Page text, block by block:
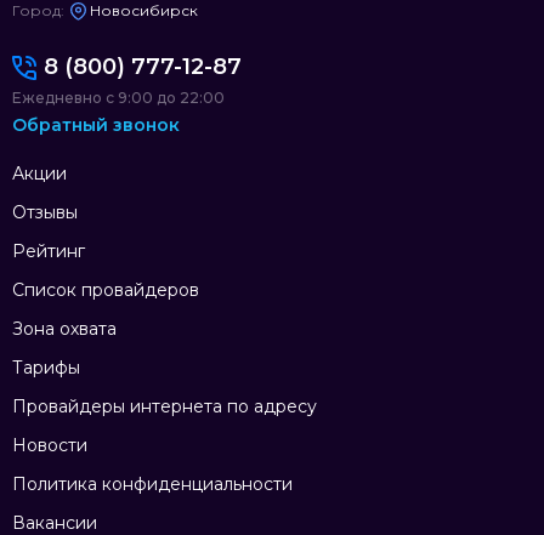
Город: Новосибирск
Акции
Отзывы
Рейтинг
Список провайдеров
Зона охвата
Тарифы
Провайдеры интернета по адресу
Новости
Политика конфиденциальности
Вакансии
8 (800) 777-12-87
Ежедневно с 9:00 до 22:00
Обратный звонок